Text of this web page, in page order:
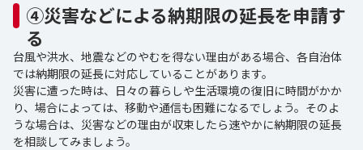
④災害などによる納期限の延長を申請す
る
台風や洪水、地震などのやむを得ない理由がある場合、各自治体
では納期限の延長に対応していることがあります。
災害に遭った時は、日々の暮らしや生活環境の復旧に時間がかか
り、場合によっては、移動や通信も困難になるでしょう。そのよ
うな場合は、災害などの理由が収束したら速やかに納期限の延長
を相談してみましょう。